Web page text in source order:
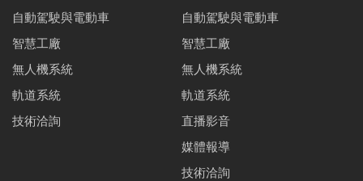
自動駕駛與電動車
智慧工廠
無人機系統
軌道系統
技術洽詢
自動駕駛與電動車
智慧工廠
無人機系統
軌道系統
直播影音
媒體報導
技術洽詢